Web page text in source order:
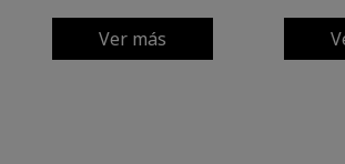
Ver más